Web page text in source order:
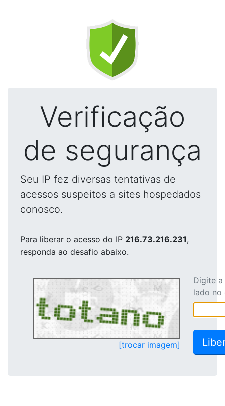
Verificação
de segurança
Seu IP fez diversas tentativas de
acessos suspeitos a sites hospedados
conosco.
Para liberar o acesso do IP 216.73.216.231,
responda ao desafio abaixo.
[trocar imagem]
Digite
lado no